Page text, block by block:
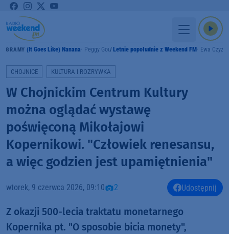
GRAMY (It Goes Like) Nanana Peggy Gou Letnie popołudnie z Weekend FM Ewa Czyż
CHOJNICE KULTURA I ROZRYWKA
W Chojnickim Centrum Kultury
można oglądać wystawę
poświęconą Mikołajowi
Kopernikowi. "Człowiek renesansu,
a więc godzien jest upamiętnienia"
wtorek, 9 czerwca 2026, 09:10 2 Udostępnij
Z okazji 500-lecia traktatu monetarnego
Kopernika pt. "O sposobie bicia monety",